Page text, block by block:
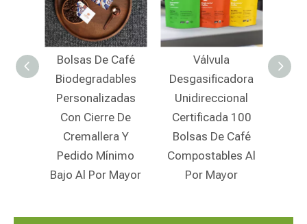
De Café
Mínimo
Por Mayor
Válvula
Desgasificadora
Unidireccional
Certificada 100
Bolsas De Café
Compostables Al
Por Mayor
Empaquetado De
Café De Papel De
Arroz
Biodegradable Con
Tapa De Cremallera
Barata Para Venta
Al Por Menor